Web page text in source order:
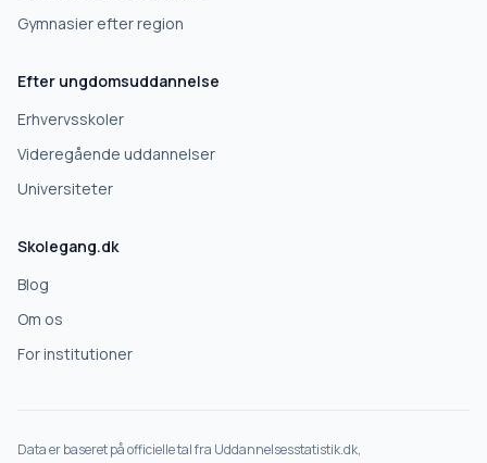
Gymnasier efter region
Efter ungdomsuddannelse
Erhvervsskoler
Videregående uddannelser
Universiteter
Skolegang.dk
Blog
Om os
For institutioner
Data er baseret på officielle tal fra Uddannelsesstatistik.dk,